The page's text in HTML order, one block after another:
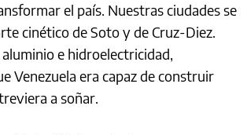
el país. Nuestras ciudades se
cinético de Soto y de Cruz-Diez.
e hidroelectricidad,
Venezuela era capaz de construir
a soñar.